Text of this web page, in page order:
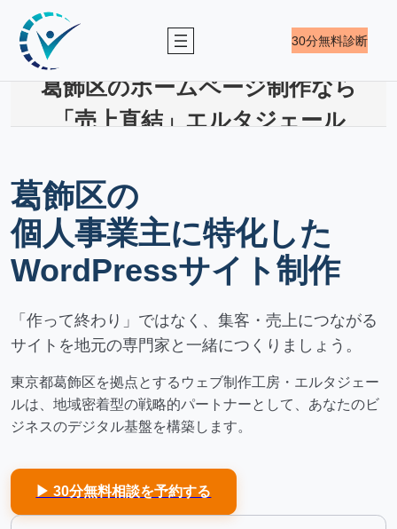
プ
30分無料診断
葛飾区のホームページ制作なら
「売上直結」エルタジェール
葛飾区の
個人事業主に特化した
WordPressサイト制作
「作って終わり」ではなく、集客・売上につながる
サイトを地元の専門家と一緒につくりましょう。
東京都葛飾区を拠点とするウェブ制作工房・エルタジェー
ルは、地域密着型の戦略的パートナーとして、あなたのビ
ジネスのデジタル基盤を構築します。
▶ 30分無料相談を予約する